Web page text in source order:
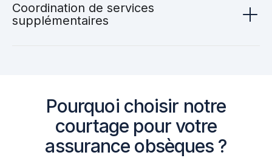
Coordination de services
supplémentaires
Pourquoi choisir notre
courtage pour votre
assurance obsèques ?